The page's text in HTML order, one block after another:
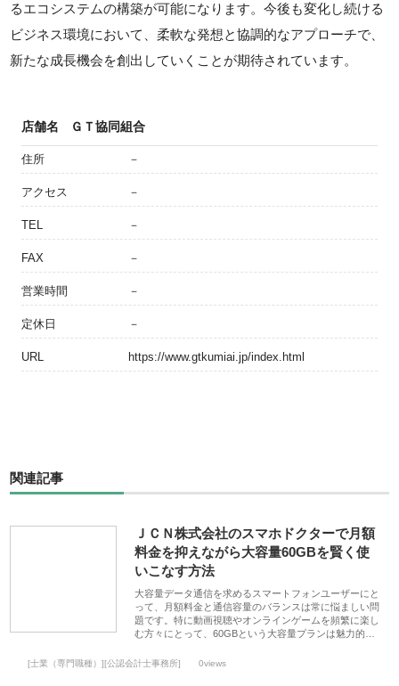
るエコシステムの構築が可能になります。今後も変化し続ける
ビジネス環境において、柔軟な発想と協調的なアプローチで、
新たな成長機会を創出していくことが期待されています。
店舗名 ＧＴ協同組合
住所 －
アクセス －
TEL －
FAX －
営業時間 －
定休日 －
URL https://www.gtkumiai.jp/index.html
関連記事
ＪＣＮ株式会社のスマホドクターで月額
料金を抑えながら大容量60GBを賢く使
いこなす方法
大容量データ通信を求めるスマートフォンユーザーにと
って、月額料金と通信容量のバランスは常に悩ましい問
題です。特に動画視聴やオンラインゲームを頻繁に楽し
む方々にとって、60GBという大容量プランは魅力的…
[士業（専門職種）][公認会計士事務所] 0views